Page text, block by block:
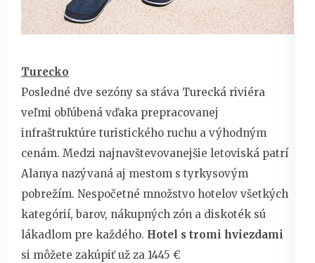
Turecko
Posledné dve sezóny sa stáva Turecká riviéra
veľmi obľúbená vďaka prepracovanej
infraštruktúre turistického ruchu a výhodným
cenám. Medzi najnavštevovanejšie letoviská patrí
Alanya nazývaná aj mestom s tyrkysovým
pobrežím. Nespočetné množstvo hotelov všetkých
kategórií, barov, nákupných zón a diskoték sú
lákadlom pre každého. Hotel s tromi hviezdami
si môžete zakúpiť už za 1445 €